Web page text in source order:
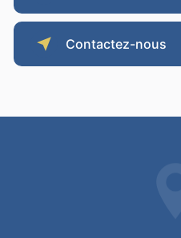
Contactez-nous